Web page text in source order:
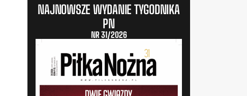
NAJNOWSZE WYDANIE TYGODNIKA
PN
NR 31/2026